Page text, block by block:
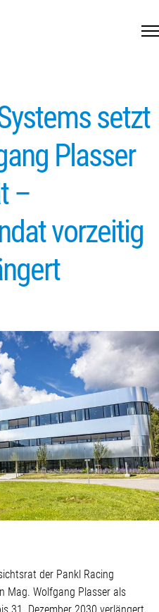
setzt
Plasser
–
vorzeitig
der Pankl Racing
Mag. Wolfgang Plasser als